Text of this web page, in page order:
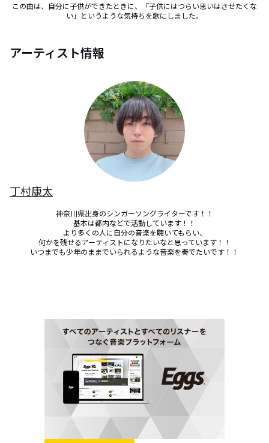
この曲は、自分に子供ができたときに、「子供にはつらい思いはさせたくな
い」というような気持ちを歌にしました。
アーティスト情報
丁村康太
神奈川県出身のシンガーソングライターです！！
基本は都内などで活動しています！！
より多くの人に自分の音楽を聴いてもらい、
何かを残せるアーティストになりたいなと思っています！！
いつまでも少年のままでいられるような音楽を奏でたいです！！